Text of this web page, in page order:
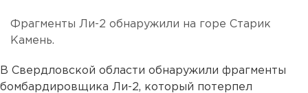
Фрагменты Ли-2 обнаружили на горе Старик
Камень.
В Свердловской области обнаружили фрагменты
бомбардировщика Ли-2, который потерпел